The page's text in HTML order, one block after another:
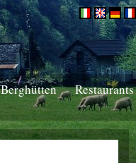
Berghütten
Restaurants